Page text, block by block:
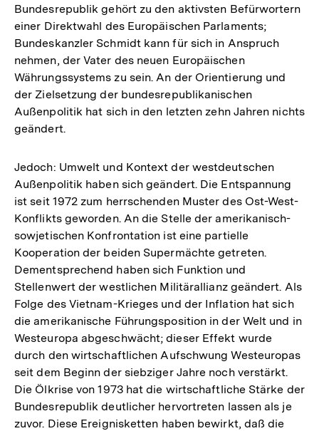
Fußnote
Bundesrepublik gehört zu den aktivsten Befürwortern
einer Direktwahl des Europäischen Parlaments;
Bundeskanzler Schmidt kann für sich in Anspruch
nehmen, der Vater des neuen Europäischen
Währungssystems zu sein. An der Orientierung und
der Zielsetzung der bundesrepublikanischen
Außenpolitik hat sich in den letzten zehn Jahren nichts
geändert.
Jedoch: Umwelt und Kontext der westdeutschen
Außenpolitik haben sich geändert. Die Entspannung
ist seit 1972 zum herrschenden Muster des Ost-West-
Konflikts geworden. An die Stelle der amerikanisch-
sowjetischen Konfrontation ist eine partielle
Kooperation der beiden Supermächte getreten.
Dementsprechend haben sich Funktion und
Stellenwert der westlichen Militärallianz geändert. Als
Folge des Vietnam-Krieges und der Inflation hat sich
die amerikanische Führungsposition in der Welt und in
Westeuropa abgeschwächt; dieser Effekt wurde
durch den wirtschaftlichen Aufschwung Westeuropas
seit dem Beginn der siebziger Jahre noch verstärkt.
Die Ölkrise von 1973 hat die wirtschaftliche Stärke der
Bundesrepublik deutlicher hervortreten lassen als je
zuvor. Diese Ereignisketten haben bewirkt, daß die